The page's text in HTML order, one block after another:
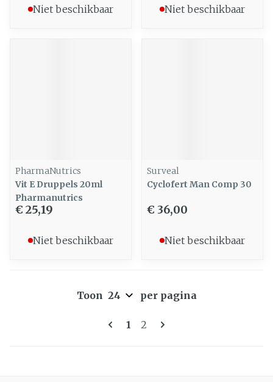
Niet beschikbaar Niet beschikbaar
PharmaNutrics
Vit E Druppels 20ml
Pharmanutrics
€ 25,19
Niet beschikbaar
Surveal
Cyclofert Man Comp 30
€ 36,00
Niet beschikbaar
Pagina's
U lees momenteel pagina
1 Pagina
2
Toon per pagina